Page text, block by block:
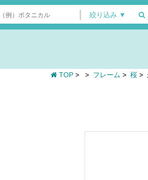
絞り込み ▼
TOP > > フレーム > 桜 >